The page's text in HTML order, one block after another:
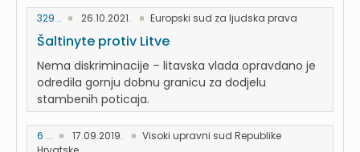
329... 26.10.2021. Europski sud za ljudska prava
Šaltinyte protiv Litve
Nema diskriminacije – litavska vlada opravdano je
odredila gornju dobnu granicu za dodjelu
stambenih poticaja.
6 ... 17.09.2019.
Visoki upravni sud Republike